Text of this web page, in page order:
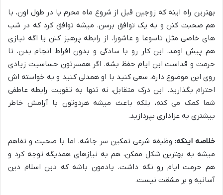
بهترین راه اینه که زوجین قبل از شروع ماه محرم یا در طول اون، با
هم صحبت کنن و به یک توافق برسن. میشه توافق کرد که در شب
های خاصی مثل تاسوعا و عاشورا، از رابطه پرهیز کنن یا اگه نیازی
هم پیش اومد، این کار رو با سادگی و بدون افراط انجام بدن، تا
حرمت و قداست این ایام حفظ بشه. اگر همسرتون حساسیت زیادی
روی این موضوع داره، سعی کنید با او همدلی کنید و به خواسته اش
احترام بگذارید. این درک متقابل، نه تنها به تقویت رابطه عاطفی
شما کمک می کنه، بلکه باعث میشه هردوتون با آرامش خاطر
بیشتری به عزاداری بپردازید.
خلاصه اینکه: وظیفه شرعی تمکین سر جاشه، اما با صحبت و تفاهم
میشه به بهترین شکل ممکن، هم به نیازهای همدیگه توجه کرد و
هم حرمت ایام رو نگه داشت. یادمون باشه که دین اسلام دین
آسانیه و بر مشقت نیست.